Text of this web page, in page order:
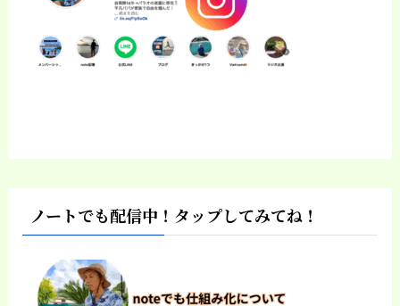
ノートでも配信中！タップしてみてね！